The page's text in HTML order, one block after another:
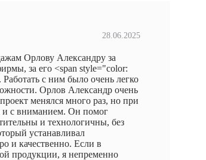
28.06.2025
Орлову Александру за
за его <span style="color:
с ним было очень легко
Орлов Александр очень
менялся много раз, но при
и с вниманием. Он помог
и технологичны, без
устанавливал
и качественно. Если в
продукции, я непременно